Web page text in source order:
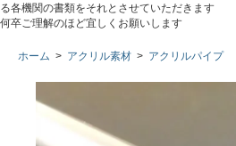
る各機関の書類をそれとさせていただきます
何卒ご理解のほど宜しくお願いします
ホーム > アクリル素材 > アクリルパイプ